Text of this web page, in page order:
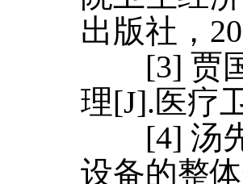
出版社，
[3] 贾国
理[J].医疗
[4] 汤先
设备的整